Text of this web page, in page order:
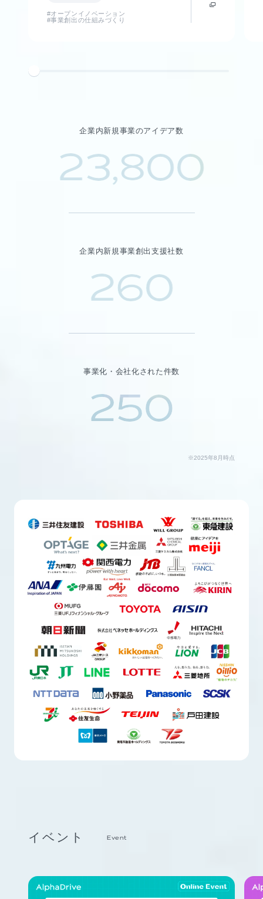
#オープンイノベーション
#事業創出の仕組みづくり
企業内新規事業のアイデア数
23,800
企業内新規事業創出支援社数
260
事業化・会社化された件数
250
※2025年8月時点
イベント Event